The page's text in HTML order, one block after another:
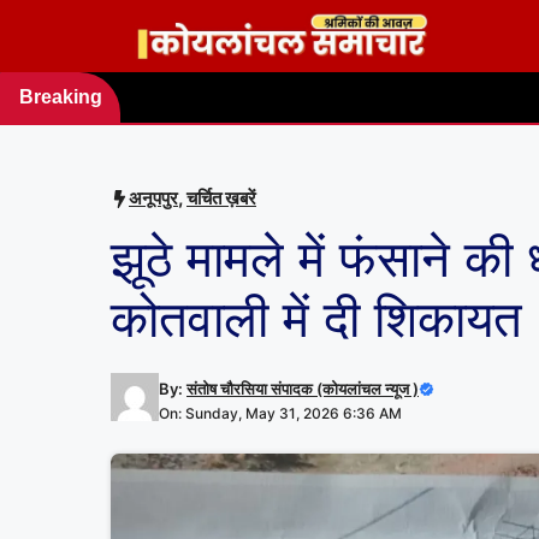
content
Breaking
अनूपपुर,चर्चित ख़बरें
झूठे मामले में फंसाने की
कोतवाली में दी शिकायत
By:संतोष चौरसिया संपादक (कोयलांचल न्यूज )
On: Sunday, May 31, 2026 6:36 AM